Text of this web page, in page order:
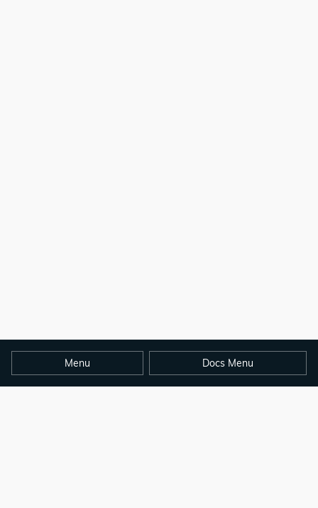
Menu Docs Menu